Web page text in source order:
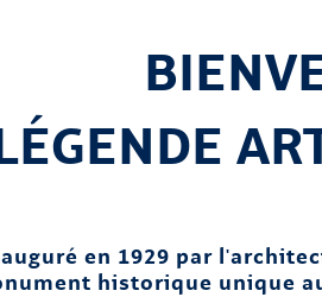
en 1929 par
historique unique